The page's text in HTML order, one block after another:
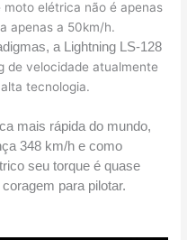
elétrica não é apenas
apenas a 50km/h.
a Lightning LS-128
de velocidade atualmente
tecnologia.
mais rápida do mundo,
348 km/h e como
seu torque é quase
para pilotar.